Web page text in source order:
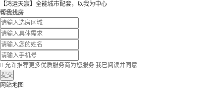
【鸿运天宸】全能城市配套，以我为中心
帮我找房
 允许推荐更多优质服务商为您服务 我已阅读并同意
提交
网站地图